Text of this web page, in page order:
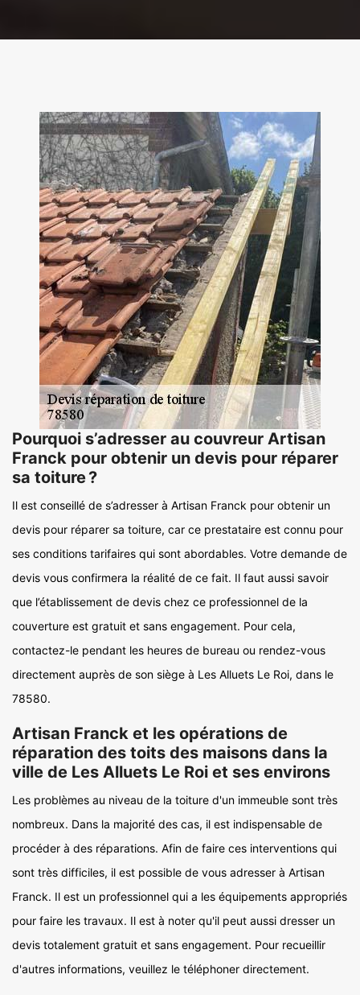
Pourquoi s’adresser au couvreur Artisan
Franck pour obtenir un devis pour réparer
sa toiture ?
Il est conseillé de s’adresser à Artisan Franck pour obtenir un
devis pour réparer sa toiture, car ce prestataire est connu pour
ses conditions tarifaires qui sont abordables. Votre demande de
devis vous confirmera la réalité de ce fait. Il faut aussi savoir
que l’établissement de devis chez ce professionnel de la
couverture est gratuit et sans engagement. Pour cela,
contactez-le pendant les heures de bureau ou rendez-vous
directement auprès de son siège à Les Alluets Le Roi, dans le
78580.
Artisan Franck et les opérations de
réparation des toits des maisons dans la
ville de Les Alluets Le Roi et ses environs
Les problèmes au niveau de la toiture d'un immeuble sont très
nombreux. Dans la majorité des cas, il est indispensable de
procéder à des réparations. Afin de faire ces interventions qui
sont très difficiles, il est possible de vous adresser à Artisan
Franck. Il est un professionnel qui a les équipements appropriés
pour faire les travaux. Il est à noter qu'il peut aussi dresser un
devis totalement gratuit et sans engagement. Pour recueillir
d'autres informations, veuillez le téléphoner directement.